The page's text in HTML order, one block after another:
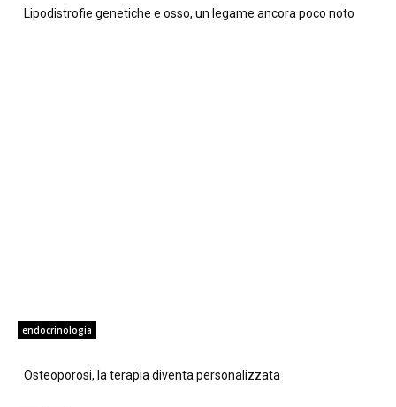
Lipodistrofie genetiche e osso, un legame ancora poco noto
endocrinologia
Osteoporosi, la terapia diventa personalizzata